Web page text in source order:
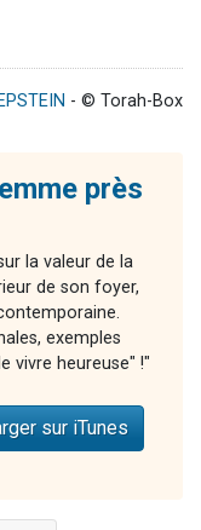
- © Torah-Box
près
la valeur de la
de son foyer,
exemples
vivre heureuse" !"
sur iTunes